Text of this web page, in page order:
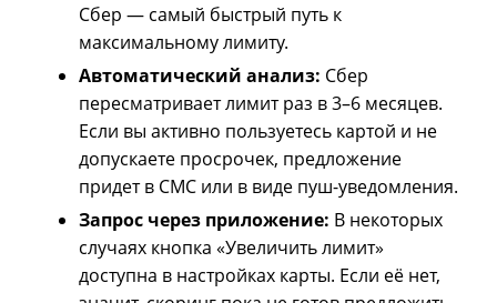
Сбер — самый быстрый путь к
максимальному лимиту.
Автоматический анализ: Сбер
пересматривает лимит раз в 3–6 месяцев.
Если вы активно пользуетесь картой и не
допускаете просрочек, предложение
придет в СМС или в виде пуш-уведомления.
Запрос через приложение: В некоторых
случаях кнопка «Увеличить лимит»
доступна в настройках карты. Если её нет,